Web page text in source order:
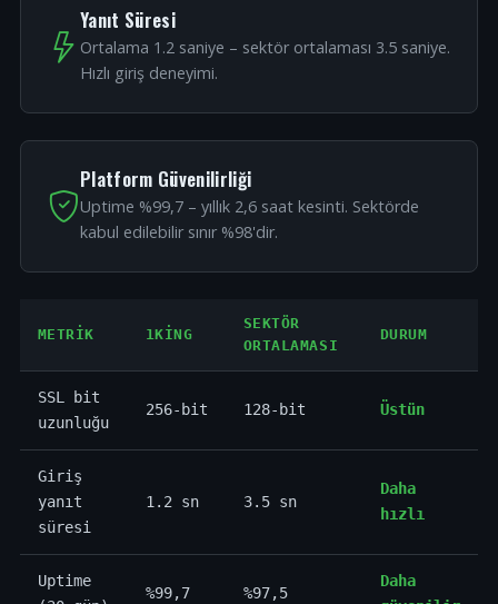
Yanıt Süresi
Ortalama 1.2 saniye – sektör ortalaması 3.5 saniye.
Hızlı giriş deneyimi.
Platform Güvenilirliği
Uptime %99,7 – yıllık 2,6 saat kesinti. Sektörde
kabul edilebilir sınır %98'dir.
METRIK 1KING
SEKTÖR
ORTALAMASI
DURUM
SSL bit
uzunluğu
256-bit 128-bit Üstün
Giriş
yanıt
süresi
1.2 sn 3.5 sn
Daha
hızlı
Uptime
%99,7 %97,5
Daha